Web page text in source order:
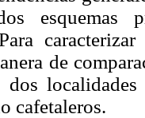
esquemas
de
dos
cafetaleros.